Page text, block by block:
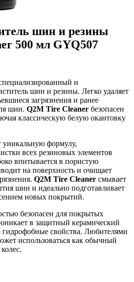
шин и резины
500 мл GYQ507
и
шин и резины. Легко удаляет
загрязнения и ранее
шин. Q2M Tire Cleaner безопасен
классическую белую окантовку
уникальную формулу,
всех резиновых элементов
впитывается в пористую
на поверхность и очищает
Q2M Tire Cleaner смывает
шин и идеально подготавливает
новых покрытий.
безопасен для покрытых
в защитный керамический
гидрофобные свойства. Любителями
использоваться как обычный